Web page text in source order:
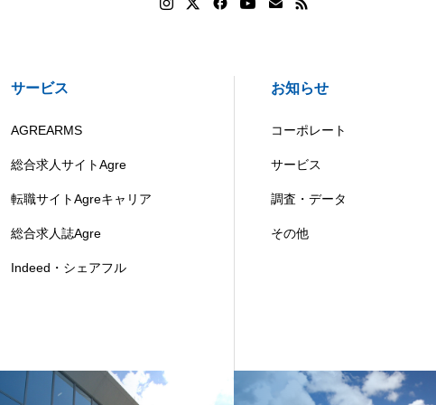
サービス
AGREARMS
総合求人サイトAgre
転職サイトAgreキャリア
総合求人誌Agre
Indeed・シェアフル
お知らせ
コーポレート
サービス
調査・データ
その他